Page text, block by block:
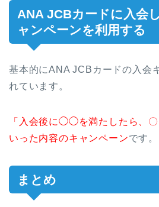
ANA JCBカードに入会
ャンペーンを利用する
基本的にANA JCBカードの入会
れています。
「入会後に◯◯を満たしたら、
いった内容のキャンペーンです。
まとめ